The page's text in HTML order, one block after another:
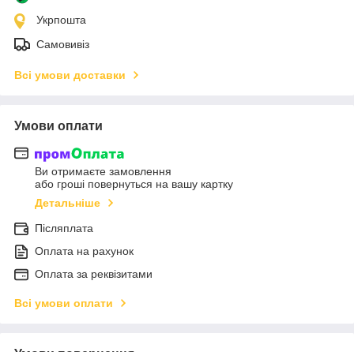
Укрпошта
Самовивіз
Всі умови доставки
Умови оплати
Ви отримаєте замовлення
або гроші повернуться на вашу картку
Детальніше
Післяплата
Оплата на рахунок
Оплата за реквізитами
Всі умови оплати